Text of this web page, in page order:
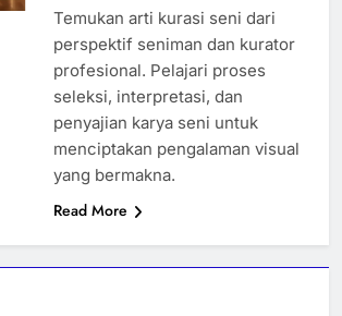
Temukan arti kurasi seni dari
perspektif seniman dan kurator
profesional. Pelajari proses
seleksi, interpretasi, dan
penyajian karya seni untuk
menciptakan pengalaman visual
yang bermakna.
Read More